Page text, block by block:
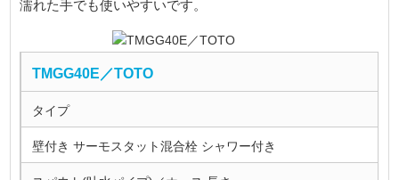
濡れた手でも使いやすいです。
TMGG40E／TOTO
タイプ
壁付き サーモスタット混合栓 シャワー付き